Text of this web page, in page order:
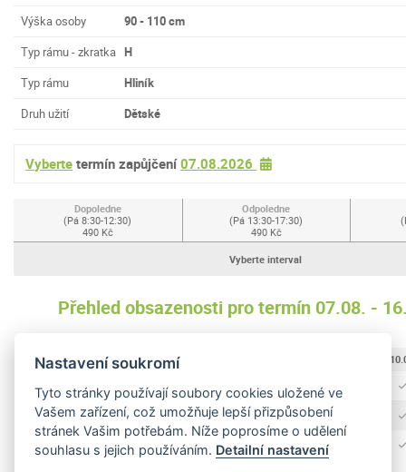
Výška osoby
90 - 110 cm
Typ rámu - zkratka H
Typ rámu
Hliník
Druh užití
Dětské
Vyberte termín zapůjčení07.08.2026
Dopoledne
(Pá 8:30-12:30)
490 Kč
Odpoledne
(Pá 13:30-17:30)
490 Kč
Vyberte interval
Přehled obsazenosti pro termín 07.08. -
07.08.
Dopoledne
Odpoledne
Celodenní
Nastavení soukromí
Tyto stránky používají soubory cookies uložené ve
Vašem zařízení, což umožňuje lepší přizpůsobení
stránek Vašim potřebám. Níže poprosíme o udělení
souhlasu s jejich používáním. Detailní nastavení